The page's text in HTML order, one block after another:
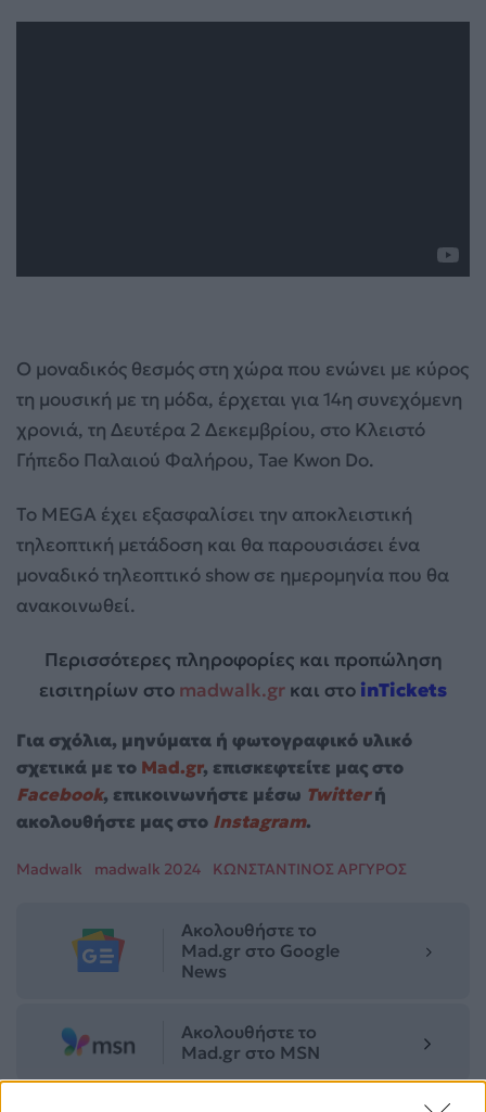
Ο μοναδικός θεσμός στη χώρα που ενώνει με κύρος
τη μουσική με τη μόδα, έρχεται για 14η συνεχόμενη
χρονιά, τη Δευτέρα 2 Δεκεμβρίου, στο Κλειστό
Γήπεδο Παλαιού Φαλήρου, Tae Kwon Do.
Το MEGA έχει εξασφαλίσει την αποκλειστική
τηλεοπτική μετάδοση και θα παρουσιάσει ένα
μοναδικό τηλεοπτικό show σε ημερομηνία που θα
ανακοινωθεί.
Περισσότερες πληροφορίες και προπώληση
εισιτηρίων στο madwalk.gr και στο inTickets
Για σχόλια, μηνύματα ή φωτογραφικό υλικό
σχετικά με το Mad.gr, επισκεφτείτε μας στο
Facebook, επικοινωνήστε μέσω Twitterή
ακολουθήστε μας στο Instagram.
Madwalk madwalk 2024 ΚΩΝΣΤΑΝΤΙΝΟΣ ΑΡΓΥΡΟΣ
Ακολουθήστε το
Mad.gr στο Google
News
Ακολουθήστε το
Mad.gr στο MSN